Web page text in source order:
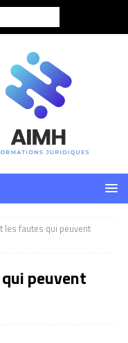
les fautes qui peuvent
peuvent